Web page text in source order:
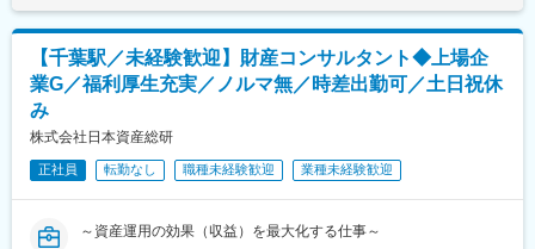
あることから、今後も相続税の申告が必要な方は増えていく見通
しです。
■税理士法人チェスターについて：2008年に創業された、相続税
に特化した事務所です。他社よりも税理士が多いことが強みであ
う整えております。
変更の範囲：会社の定める業務
ゆる文書。古い大判図面・製本された契約書・仕様書・社史・履
歴書など多様な文書に対応します。
・納品形式：スキャンしてのPDF化はもちろん、任意のクラウド
納品形式に対応します。
■業務の特徴：
ただきます。お客様とのやり取りは基本的に営業が行います。作
【千葉駅／未経験歓迎】財産コンサルタント◆上場企
業G／福利厚生充実／ノルマ無／時差出勤可／土日祝休
み
株式会社日本資産総研
正社員 転勤なし 職種未経験歓迎 業種未経験歓迎
～資産運用の効果（収益）を最大化する仕事～